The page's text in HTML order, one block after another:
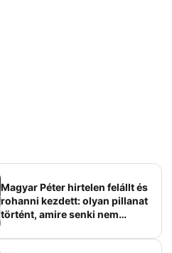
Magyar Péter hirtelen felállt és
rohanni kezdett: olyan pillanat
történt, amire senki nem